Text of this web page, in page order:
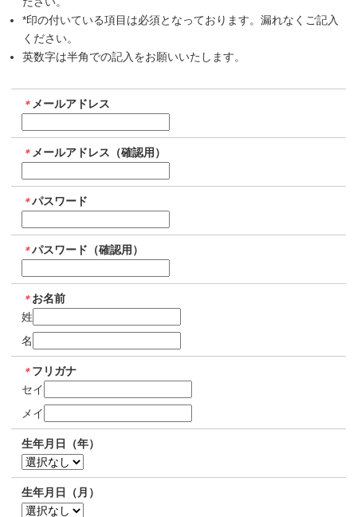
*印の付いている項目は必須となっております。漏れなくご記入
ください。
英数字は半角での記入をお願いいたします。
＊ メールアドレス
＊ メールアドレス（確認用）
＊パスワード
＊パスワード（確認用）
＊ お名前
姓
名
＊ フリガナ
セイ
メイ
生年月日（年）
生年月日（月）